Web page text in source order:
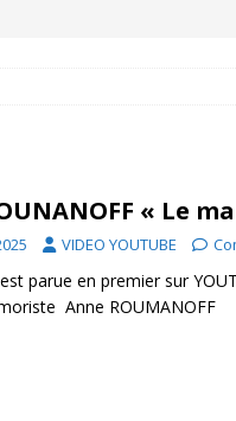
« Le
VIDEO YOUTUBE
parue en premier sur
Anne ROUMANOFF